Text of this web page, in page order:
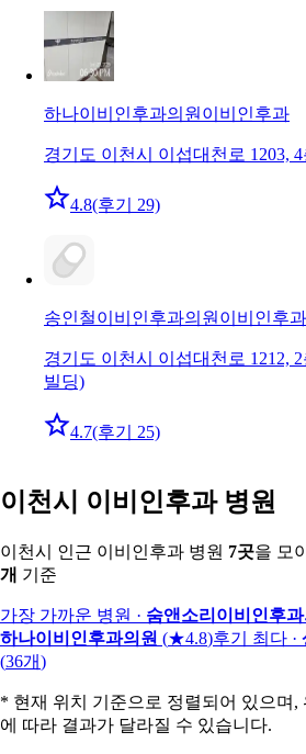
하나이비인후과의원 이비인후과
경기도 이천시 이섭대천로 1203,
4.8(후기 29)
송인철이비인후과의원 이비인후과
경기도 이천시 이섭대천로 1212,
빌딩)
4.7(후기 25)
이천시 이비인후과 병원
이천시 인근 이비인후과 병원 7곳을 모
개 기준
가장 가까운 병원 · 숨앤소리이비인후과
하나이비인후과의원 (★4.8)후기 최다 ·
(36개)
* 현재 위치 기준으로 정렬되어 있으며,
에 따라 결과가 달라질 수 있습니다.